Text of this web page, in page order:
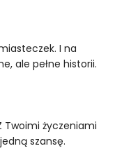
I na
ale pełne historii.
Twoimi życzeniami
szansę.